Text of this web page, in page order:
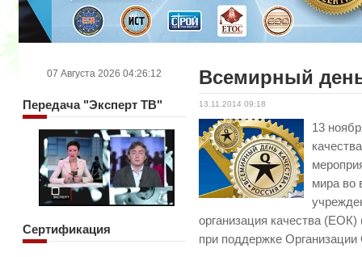
Всемирный
13.11.2014 09:18
13
мира во
организация качества
при поддержке
07 Августа 2026 04:26:12
Передача"Эксперт ТВ"
Сертификация